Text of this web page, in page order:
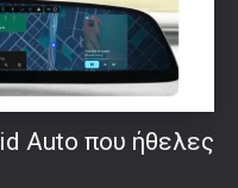
Auto που ήθελες